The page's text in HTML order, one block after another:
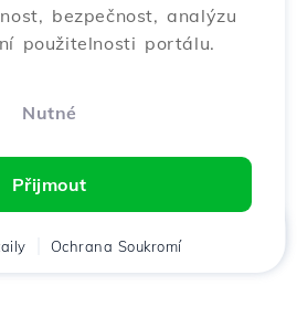
bezpečnost, analýzu
použitelnosti portálu.
Nutné
Přijmout
Ochrana Soukromí
Košík Chat